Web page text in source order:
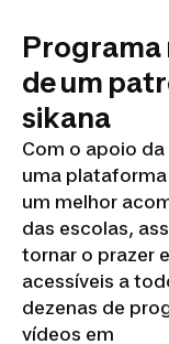
Programa
de um
sikana
Com o apoio
uma
um melhor
das escolas,
tornar o prazer
acessíveis a
dezenas de
vídeos em